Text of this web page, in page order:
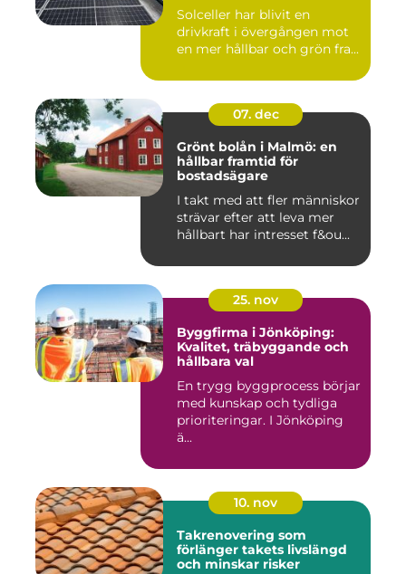
Solceller har blivit en
drivkraft i övergången mot
en mer hållbar och grön fra...
07. dec
Grönt bolån i Malmö: en
hållbar framtid för
bostadsägare
I takt med att fler människor
strävar efter att leva mer
hållbart har intresset f&ou...
25. nov
Byggfirma i Jönköping:
Kvalitet, träbyggande och
hållbara val
En trygg byggprocess börjar
med kunskap och tydliga
prioriteringar. I Jönköping
ä...
10. nov
Takrenovering som
förlänger takets livslängd
och minskar risker